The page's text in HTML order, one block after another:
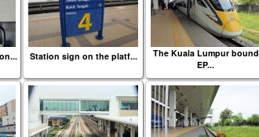
Station sign on the platf...
The Kuala Lumpur bound
EP...